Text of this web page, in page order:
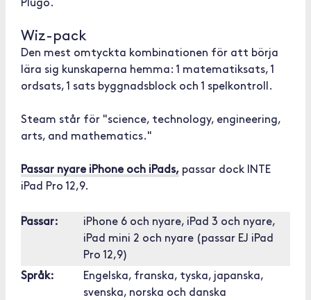
Plugo.
Wiz-pack
Den mest omtyckta kombinationen för att börja
lära sig kunskaperna hemma: 1 matematiksats, 1
ordsats, 1 sats byggnadsblock och 1 spelkontroll.
Steam står för "science, technology, engineering,
arts, and mathematics."
Passar nyare iPhone och iPads, passar dock INTE
iPad Pro 12,9.
Passar:
iPhone 6 och nyare, iPad 3 och nyare,
iPad mini 2 och nyare (passar EJ iPad
Pro 12,9)
Språk:
Engelska, franska, tyska, japanska,
svenska, norska och danska